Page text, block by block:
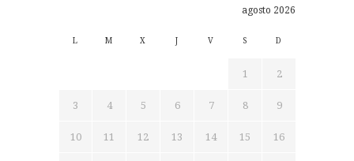
agosto 2026
L M X J V S D
1 2
3 4 5 6 7 8 9
10 11 12 13 14 15 16